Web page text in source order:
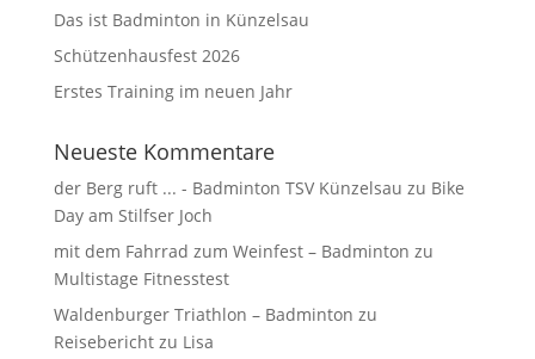
Das ist Badminton in Künzelsau
Schützenhausfest 2026
Erstes Training im neuen Jahr
Neueste Kommentare
der Berg ruft ... - Badminton TSV Künzelsau zu Bike
Day am Stilfser Joch
mit dem Fahrrad zum Weinfest – Badminton zu
Multistage Fitnesstest
Waldenburger Triathlon – Badminton zu
Reisebericht zu Lisa